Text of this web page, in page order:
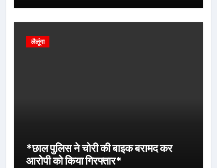
लैलूंगा
*छाल पुलिस ने चोरी की बाइक बरामद कर
आरोपी को किया गिरफ्तार*